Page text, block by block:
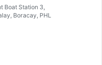
o katerih
oceno, prvo
primarne
Boat Station 3,
Boracay, PHL